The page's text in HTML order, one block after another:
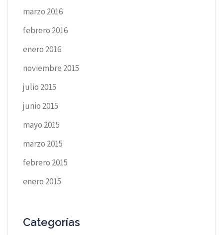
marzo 2016
febrero 2016
enero 2016
noviembre 2015
julio 2015
junio 2015
mayo 2015
marzo 2015
febrero 2015
enero 2015
Categorías